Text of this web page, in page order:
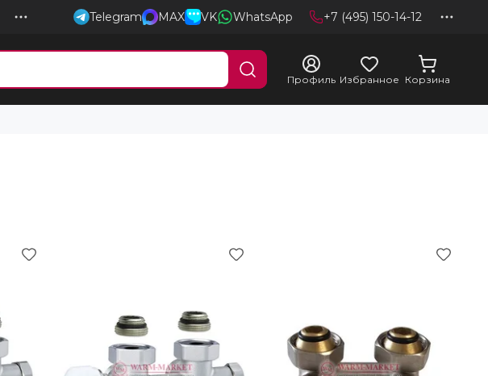
Telegram MAX VK WhatsApp +7 (495) 150-14-12
Профиль Избранное Корзина